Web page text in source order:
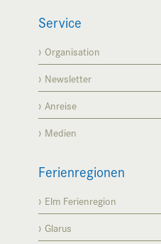
Service
Organisation
Newsletter
Anreise
Medien
Ferienregionen
Elm Ferienregion
Glarus